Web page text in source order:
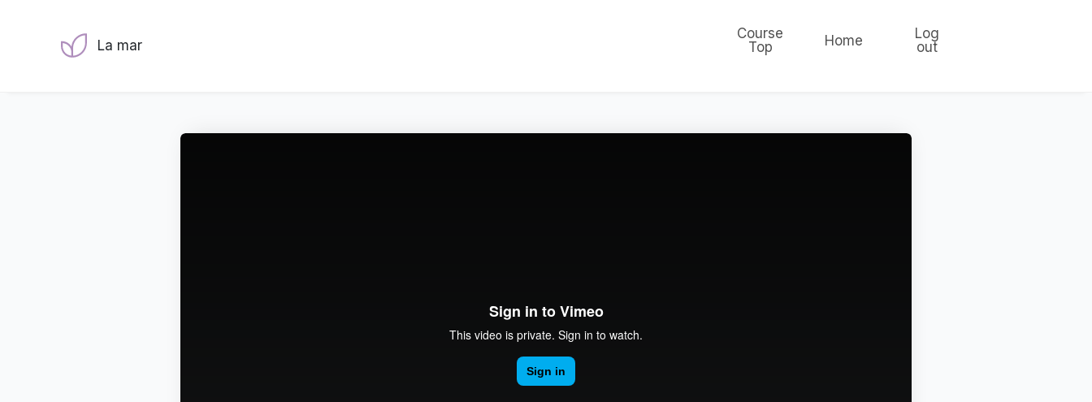
La mar
Course
Top
Home
Log
out